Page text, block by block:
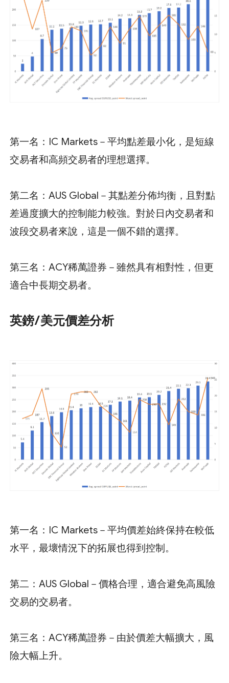
第一名：IC Markets－平均點差最小化，是短線
交易者和高頻交易者的理想選擇。
第二名：AUS Global－其點差分佈均衡，且對點
差過度擴大的控制能力較強。對於日內交易者和
波段交易者來說，這是一個不錯的選擇。
第三名：ACY稀萬證券－雖然具有相對性，但更
適合中長期交易者。
英鎊/美元價差分析
第一名：IC Markets－平均價差始終保持在較低
水平，最壞情況下的拓展也得到控制。
第二：AUS Global－價格合理，適合避免高風險
交易的交易者。
第三名：ACY稀萬證券－由於價差大幅擴大，風
險大幅上升。